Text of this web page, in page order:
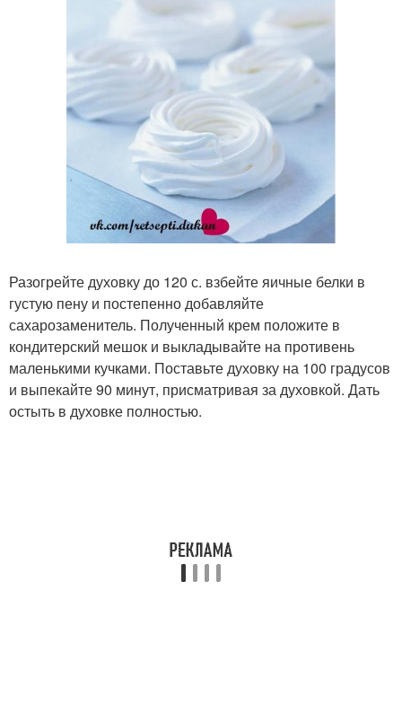
Разогрейте духовку до 120 с. взбейте яичные белки в
густую пену и постепенно добавляйте
сахарозаменитель. Полученный крем положите в
кондитерский мешок и выкладывайте на противень
маленькими кучками. Поставьте духовку на 100 градусов
и выпекайте 90 минут, присматривая за духовкой. Дать
остыть в духовке полностью.